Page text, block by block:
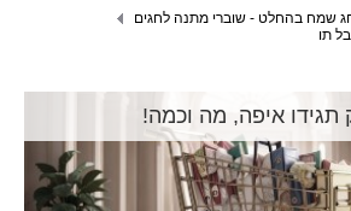
שמח בהחלט - שוברי מתנה לחגים
תו
תגידו איפה, מה וכמה!